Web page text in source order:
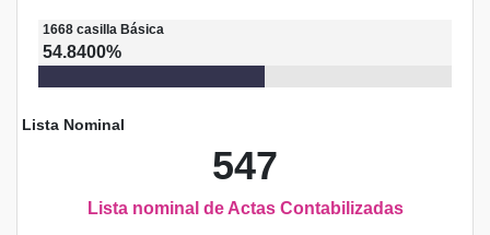
1668 casilla Básica
54.8400%
Lista Nominal
547
Lista nominal de Actas Contabilizadas